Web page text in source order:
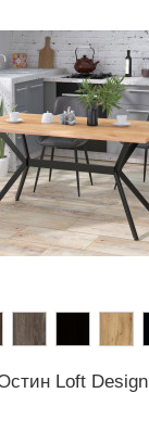
Loft Design